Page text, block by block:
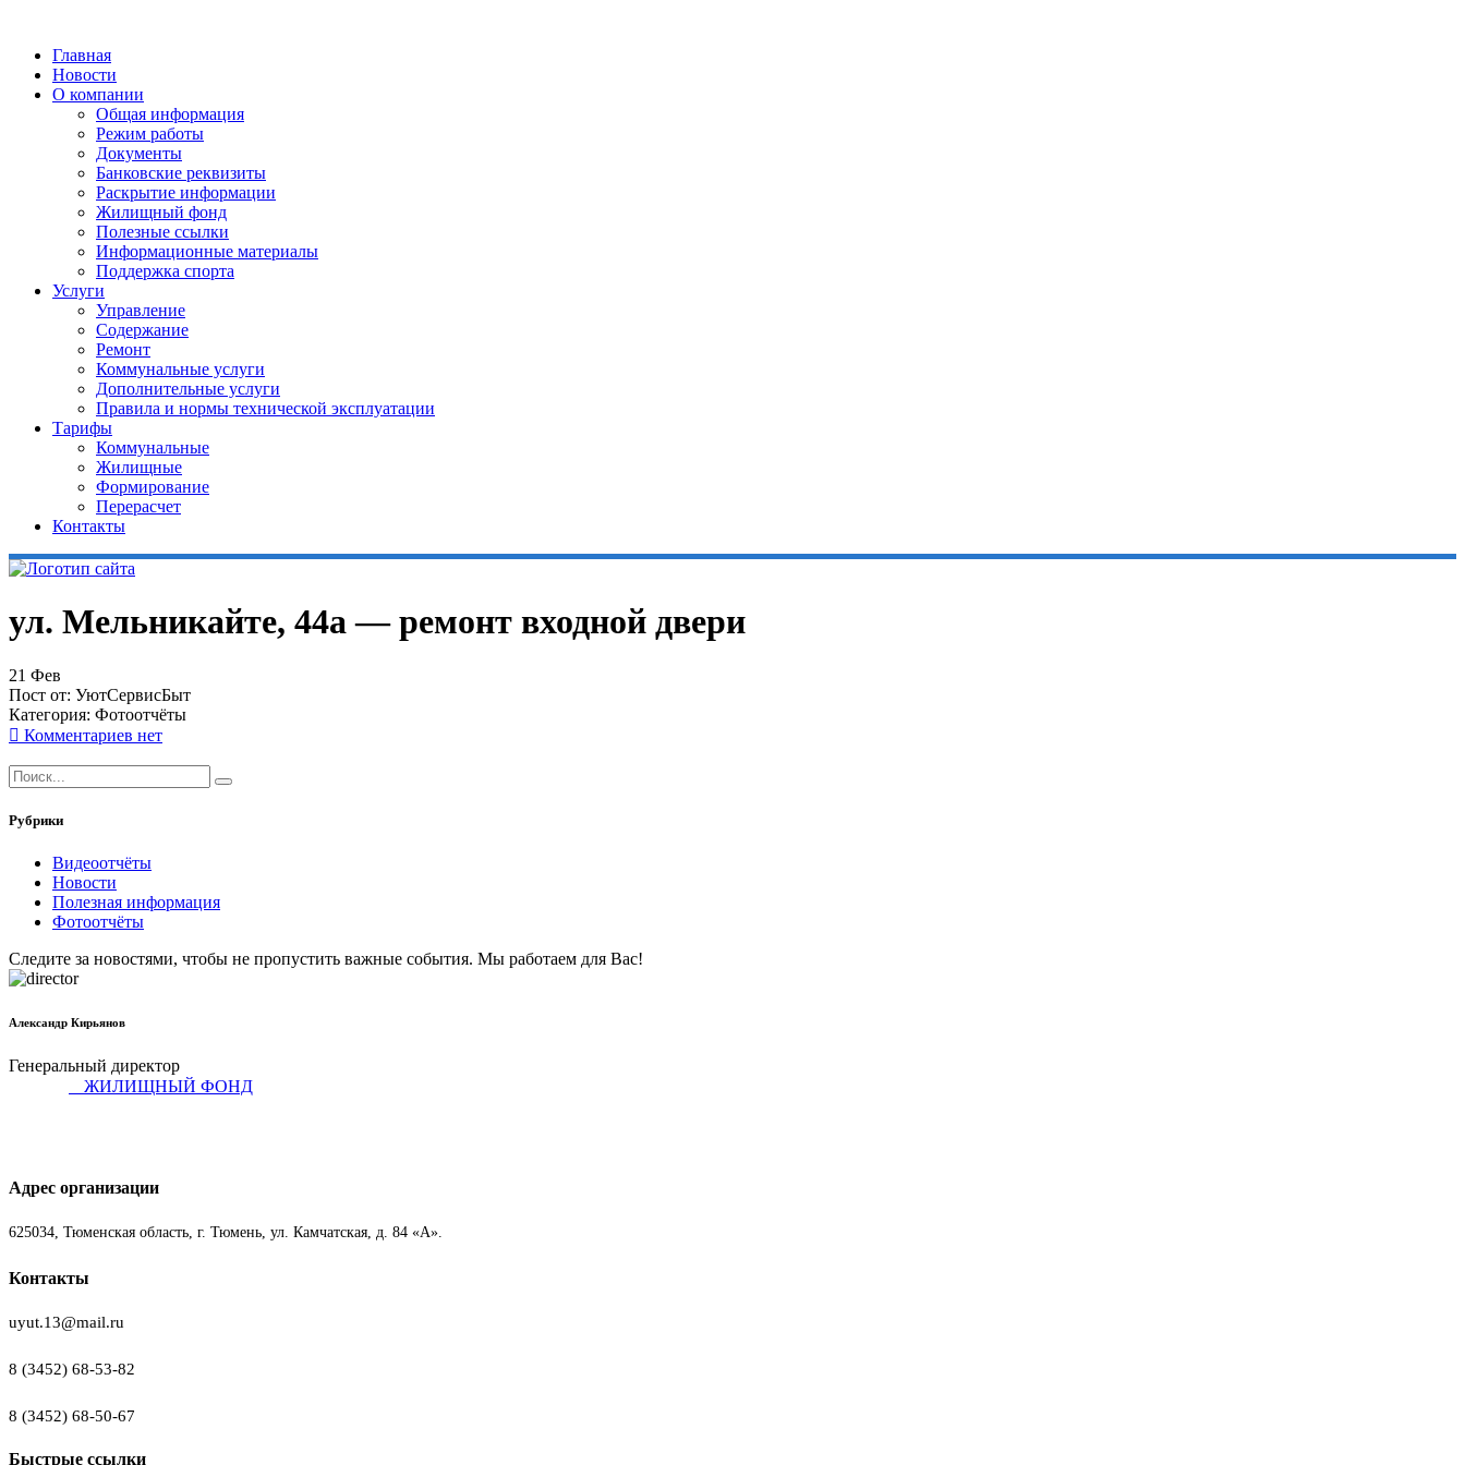
Главная
Новости
О компании
Общая информация
Режим работы
Документы
Банковские реквизиты
Раскрытие информации
Жилищный фонд
Полезные ссылки
Информационные материалы
Поддержка спорта
Услуги
Управление
Содержание
Ремонт
Коммунальные услуги
Дополнительные услуги
Правила и нормы технической эксплуатации
Тарифы
Коммунальные
Жилищные
Формирование
Перерасчет
Контакты
ул. Мельникайте, 44а — ремонт входной двери
21 Фев
Пост от: УютСервисБыт
Категория: Фотоотчёты
Комментариев нет
Рубрики
Видеоотчёты
Новости
Полезная информация
Фотоотчёты
Следите за новостями, чтобы не пропустить важные события. Мы работаем для Вас!
Александр Кирьянов
Генеральный директор
ЖИЛИЩНЫЙ ФОНД
Адрес организации
625034, Тюменская область, г. Тюмень, ул. Камчатская, д. 84 «А».
Контакты
uyut.13@mail.ru
8 (3452) 68-53-82
8 (3452) 68-50-67
Быстрые ссылки